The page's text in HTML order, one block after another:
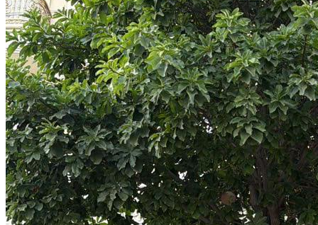
Bán nhà MT 33 Phan Bá Vành, 16x18, 288m2, 1
hầm, 7 tầng, 1400m2 sàn, 145 tỷ
Địa chỉĐường Phan Bá Vành, Phường Thạnh Mỹ Lợi, Quận 2, Hồ
Chí Minh
Giá145 tỷ
Diện tích288 m²
Giá / m2503.5 triệu/m²
Mặt tiền16 m
Kích thước16 x 18m
Đường rộng16 m
Số phòng ngủ16
Số phòng tắm16
Số tầng7
Nội thấtNội thất đầy đủ
Pháp lýSổ hồng/Sổ đỏ
Ngày đăng3 tháng trước